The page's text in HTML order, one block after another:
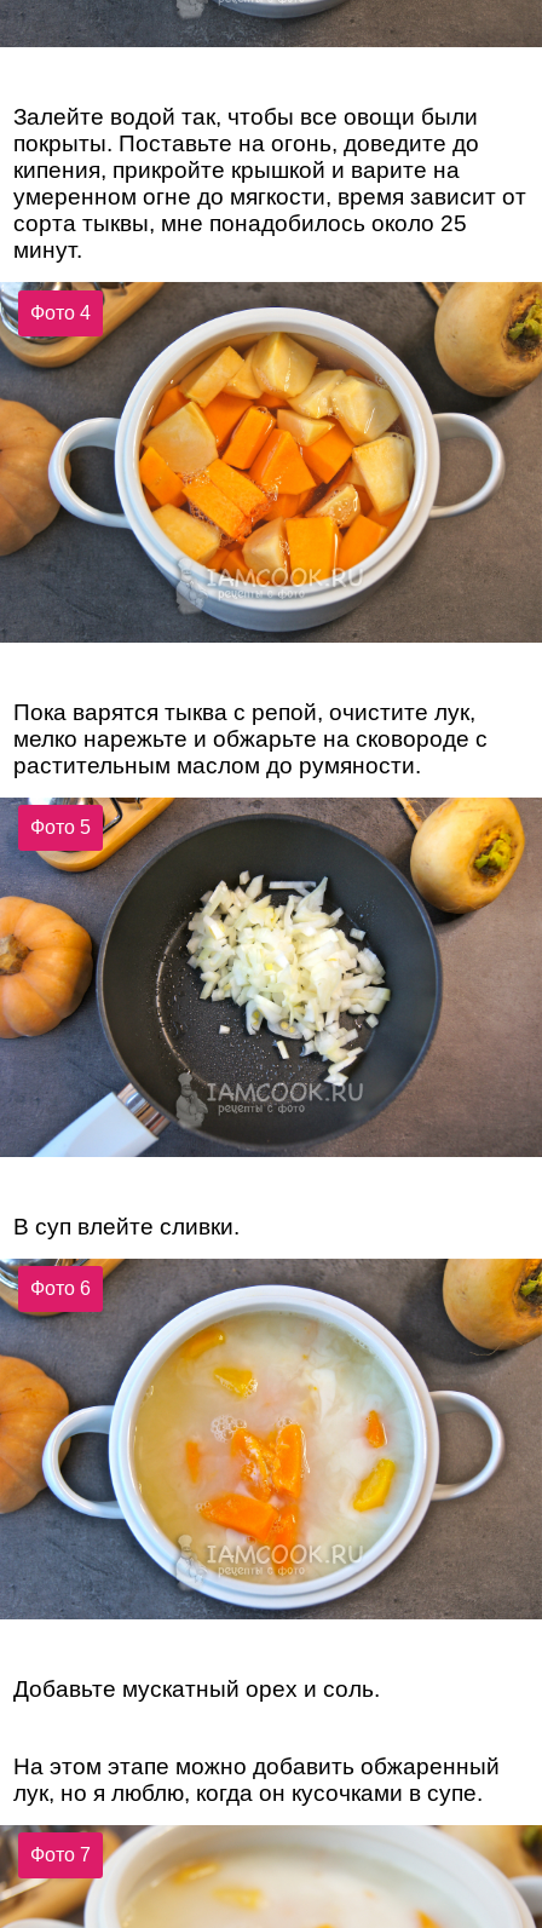
Залейте водой так, чтобы все овощи были
покрыты. Поставьте на огонь, доведите до
кипения, прикройте крышкой и варите на
умеренном огне до мягкости, время зависит от
сорта тыквы, мне понадобилось около 25
минут.
Фото 4
Пока варятся тыква с репой, очистите лук,
мелко нарежьте и обжарьте на сковороде с
растительным маслом до румяности.
Фото 5
В суп влейте сливки.
Фото 6
Добавьте мускатный орех и соль.
На этом этапе можно добавить обжаренный
лук, но я люблю, когда он кусочками в супе.
Фото 7